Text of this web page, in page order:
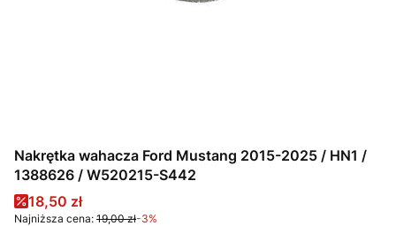
Nakrętka wahacza Ford Mustang 2015-2025 / HN1 /
1388626 / W520215-S442
Cena promocyjna
18,50 zł
Najniższa cena: 19,00 zł-3%